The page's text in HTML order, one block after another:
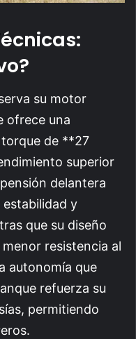
su motor
ofrece una
de **27
superior
delantera
y
que su diseño
resistencia al
autonomía que
refuerza su
permitiendo